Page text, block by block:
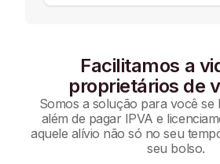
Facilitamos a
proprietários de
Somos a solução para você se
além de pagar IPVA e
aquele alívio não só no seu
seu bolso.